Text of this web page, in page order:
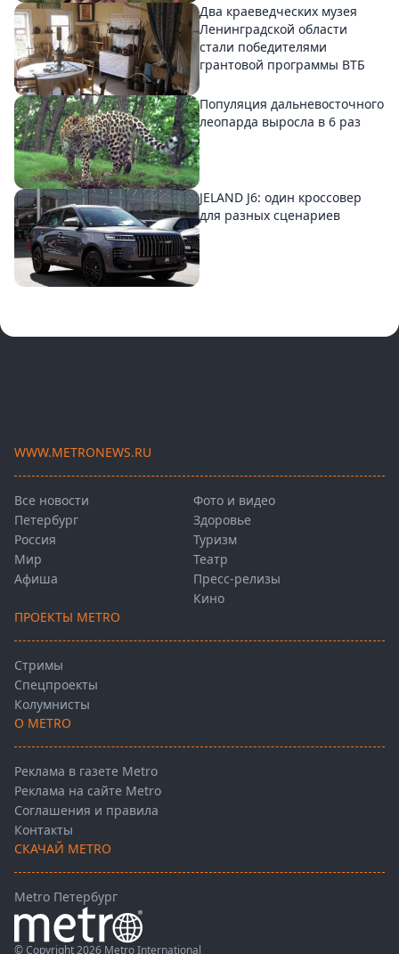
Два краеведческих музея
Ленинградской области
стали победителями
грантовой программы ВТБ
Популяция дальневосточного
леопарда выросла в 6 раз
JELAND J6: один кроссовер
для разных сценариев
WWW.METRONEWS.RU
Все новости
Петербург
Россия
Мир
Афиша
Фото и видео
Здоровье
Туризм
Театр
Пресс-релизы
Кино
ПРОЕКТЫ METRO
Стримы
Спецпроекты
Колумнисты
О METRO
Реклама в газете Metro
Реклама на сайте Metro
Соглашения и правила
Контакты
СКАЧАЙ METRO
Metro Петербург
© Copyright 2026 Metro International